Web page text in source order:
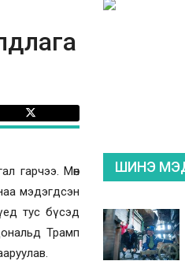
гарчээ. Мөн
мэдэгдсэн
тус бүсэд
Трамп
ШИНЭ